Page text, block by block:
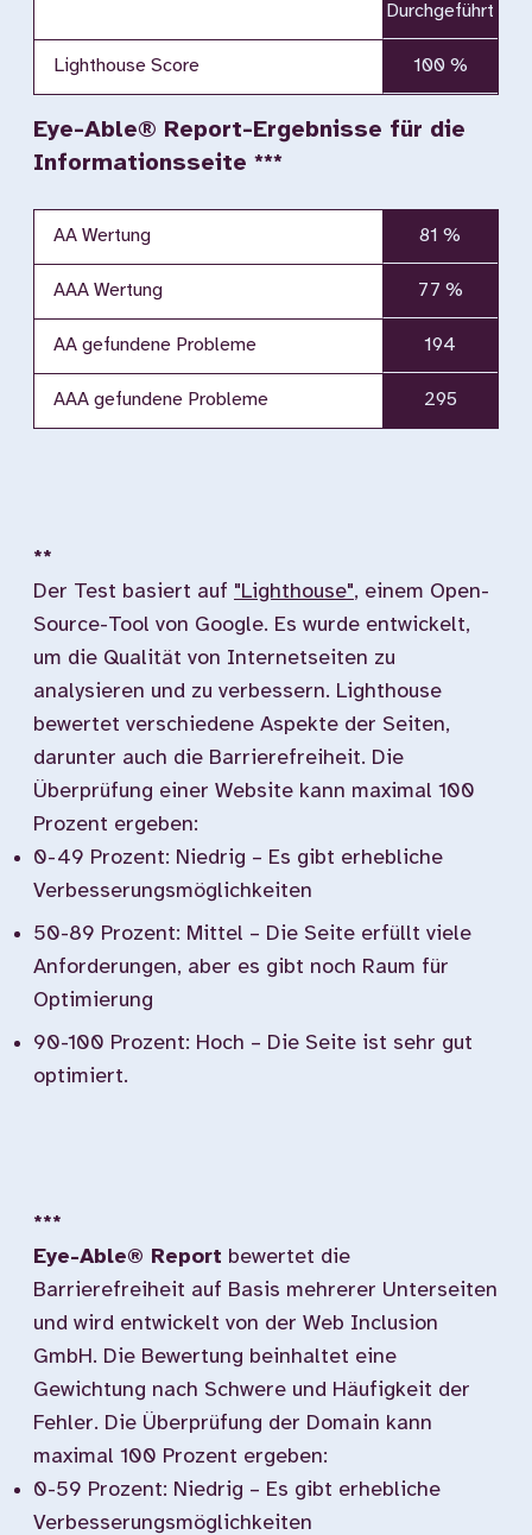
Durchgeführt
Lighthouse Score 100 %
Eye-Able® Report-Ergebnisse für die
Informationsseite ***
AA Wertung 81 %
AAA Wertung 77 %
AA gefundene Probleme 194
AAA gefundene Probleme 295
**
Der Test basiert auf "Lighthouse", einem Open-
Source-Tool von Google. Es wurde entwickelt,
um die Qualität von Internetseiten zu
analysieren und zu verbessern. Lighthouse
bewertet verschiedene Aspekte der Seiten,
darunter auch die Barrierefreiheit. Die
Überprüfung einer Website kann maximal 100
Prozent ergeben:
0-49 Prozent: Niedrig – Es gibt erhebliche
Verbesserungsmöglichkeiten
50-89 Prozent: Mittel – Die Seite erfüllt viele
Anforderungen, aber es gibt noch Raum für
Optimierung
90-100 Prozent: Hoch – Die Seite ist sehr gut
optimiert.
***
Eye-Able® Report bewertet die
Barrierefreiheit auf Basis mehrerer Unterseiten
und wird entwickelt von der Web Inclusion
GmbH. Die Bewertung beinhaltet eine
Gewichtung nach Schwere und Häufigkeit der
Fehler. Die Überprüfung der Domain kann
maximal 100 Prozent ergeben:
0-59 Prozent: Niedrig – Es gibt erhebliche
Verbesserungsmöglichkeiten